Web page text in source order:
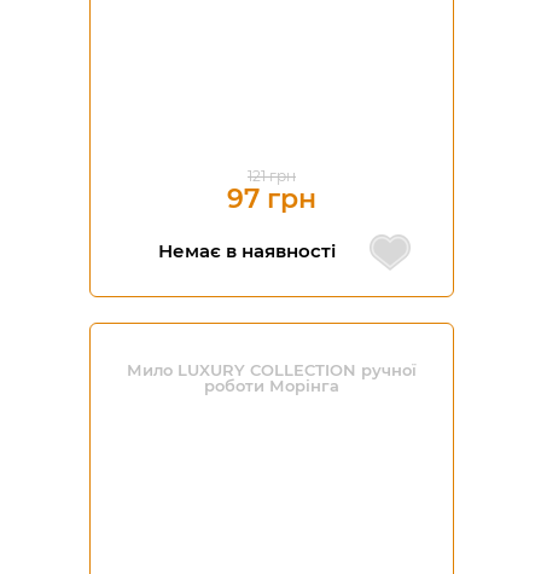
121 грн
97 грн
Немає в наявності
Мило LUXURY COLLECTION ручної
роботи Морінга